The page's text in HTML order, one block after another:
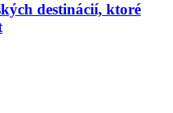
destinácií, ktoré